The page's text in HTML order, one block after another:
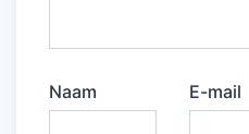
Naam E-mail